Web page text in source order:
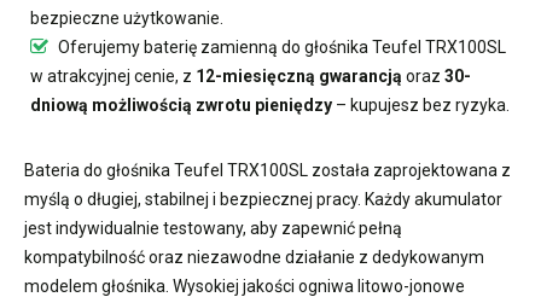
bezpieczne użytkowanie.
Oferujemybaterię zamienną do głośnika Teufel TRX100SL
w atrakcyjnej cenie, z 12-miesięczną gwarancją oraz 30-
dniową możliwością zwrotu pieniędzy – kupujesz bez ryzyka.
Bateria do głośnika Teufel TRX100SL została zaprojektowana z
myślą o długiej, stabilnej i bezpiecznej pracy. Każdy akumulator
jest indywidualnie testowany, aby zapewnić pełną
kompatybilność oraz niezawodne działanie z dedykowanym
modelem głośnika. Wysokiej jakości ogniwa litowo-jonowe